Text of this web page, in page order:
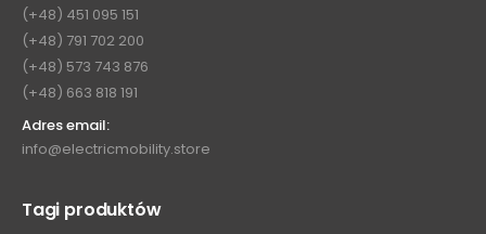
(+48) 451 095 151
(+48) 791 702 200
(+48) 573 743 876
(+48) 663 818 191
Adres email:
info@electricmobility.store
Tagi produktów